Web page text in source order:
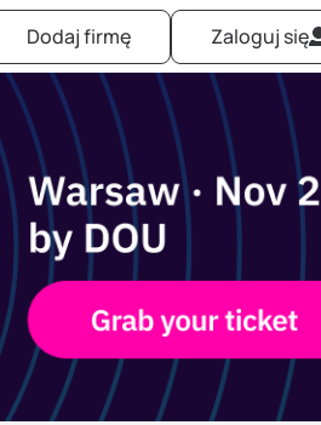
Dodaj firmę Zaloguj się